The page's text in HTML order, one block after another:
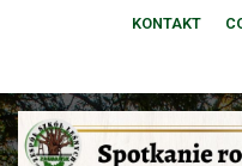
KONTAKT